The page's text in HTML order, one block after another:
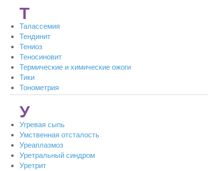
Т
Талассемия
Тендинит
Тениоз
Теносиновит
Термические и химические ожоги
Тики
Тонометрия
У
Угревая сыпь
Умственная отсталость
Уреаплазмоз
Уретральный синдром
Уретрит